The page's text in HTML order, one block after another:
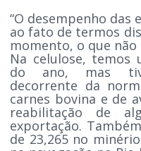
“O desempenho das
ao fato de termos
momento, o que
Na celulose, temos
do ano, mas
decorrente da
carnes bovina e de
reabilitação de
exportação.
de 23,265 no